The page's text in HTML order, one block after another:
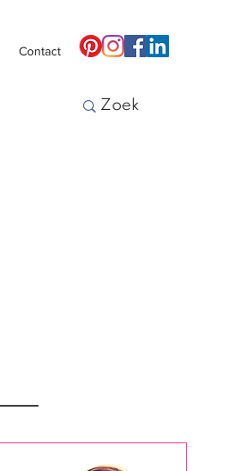
Contact